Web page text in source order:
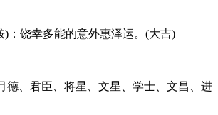
饶幸多能的意外惠泽运。(大吉)
、君臣、将星、文星、学士、文昌、进